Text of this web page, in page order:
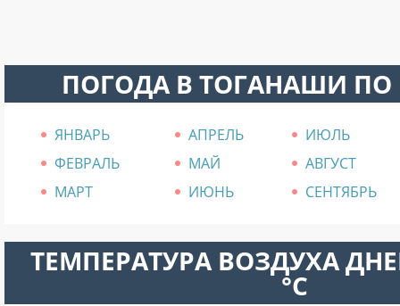
ПОГОДА В ТОГАНАШИ
ЯНВАРЬ АПРЕЛЬ
ИЮЛЬ
ФЕВРАЛЬ
МАЙ
АВГУСТ
МАРТ
ИЮНЬ СЕНТЯБРЬ
ТЕМПЕРАТУРА ВОЗДУХА
°C